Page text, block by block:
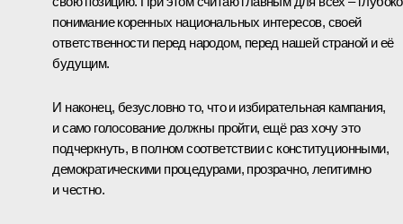
понимание коренных национальных интересов, своей
ответственности перед народом, перед нашей страной и её
будущим.
И наконец, безусловно то, что и избирательная кампания,
и само голосование должны пройти, ещё раз хочу это
подчеркнуть, в полном соответствии с конституционными,
демократическими процедурами, прозрачно, легитимно
и честно.